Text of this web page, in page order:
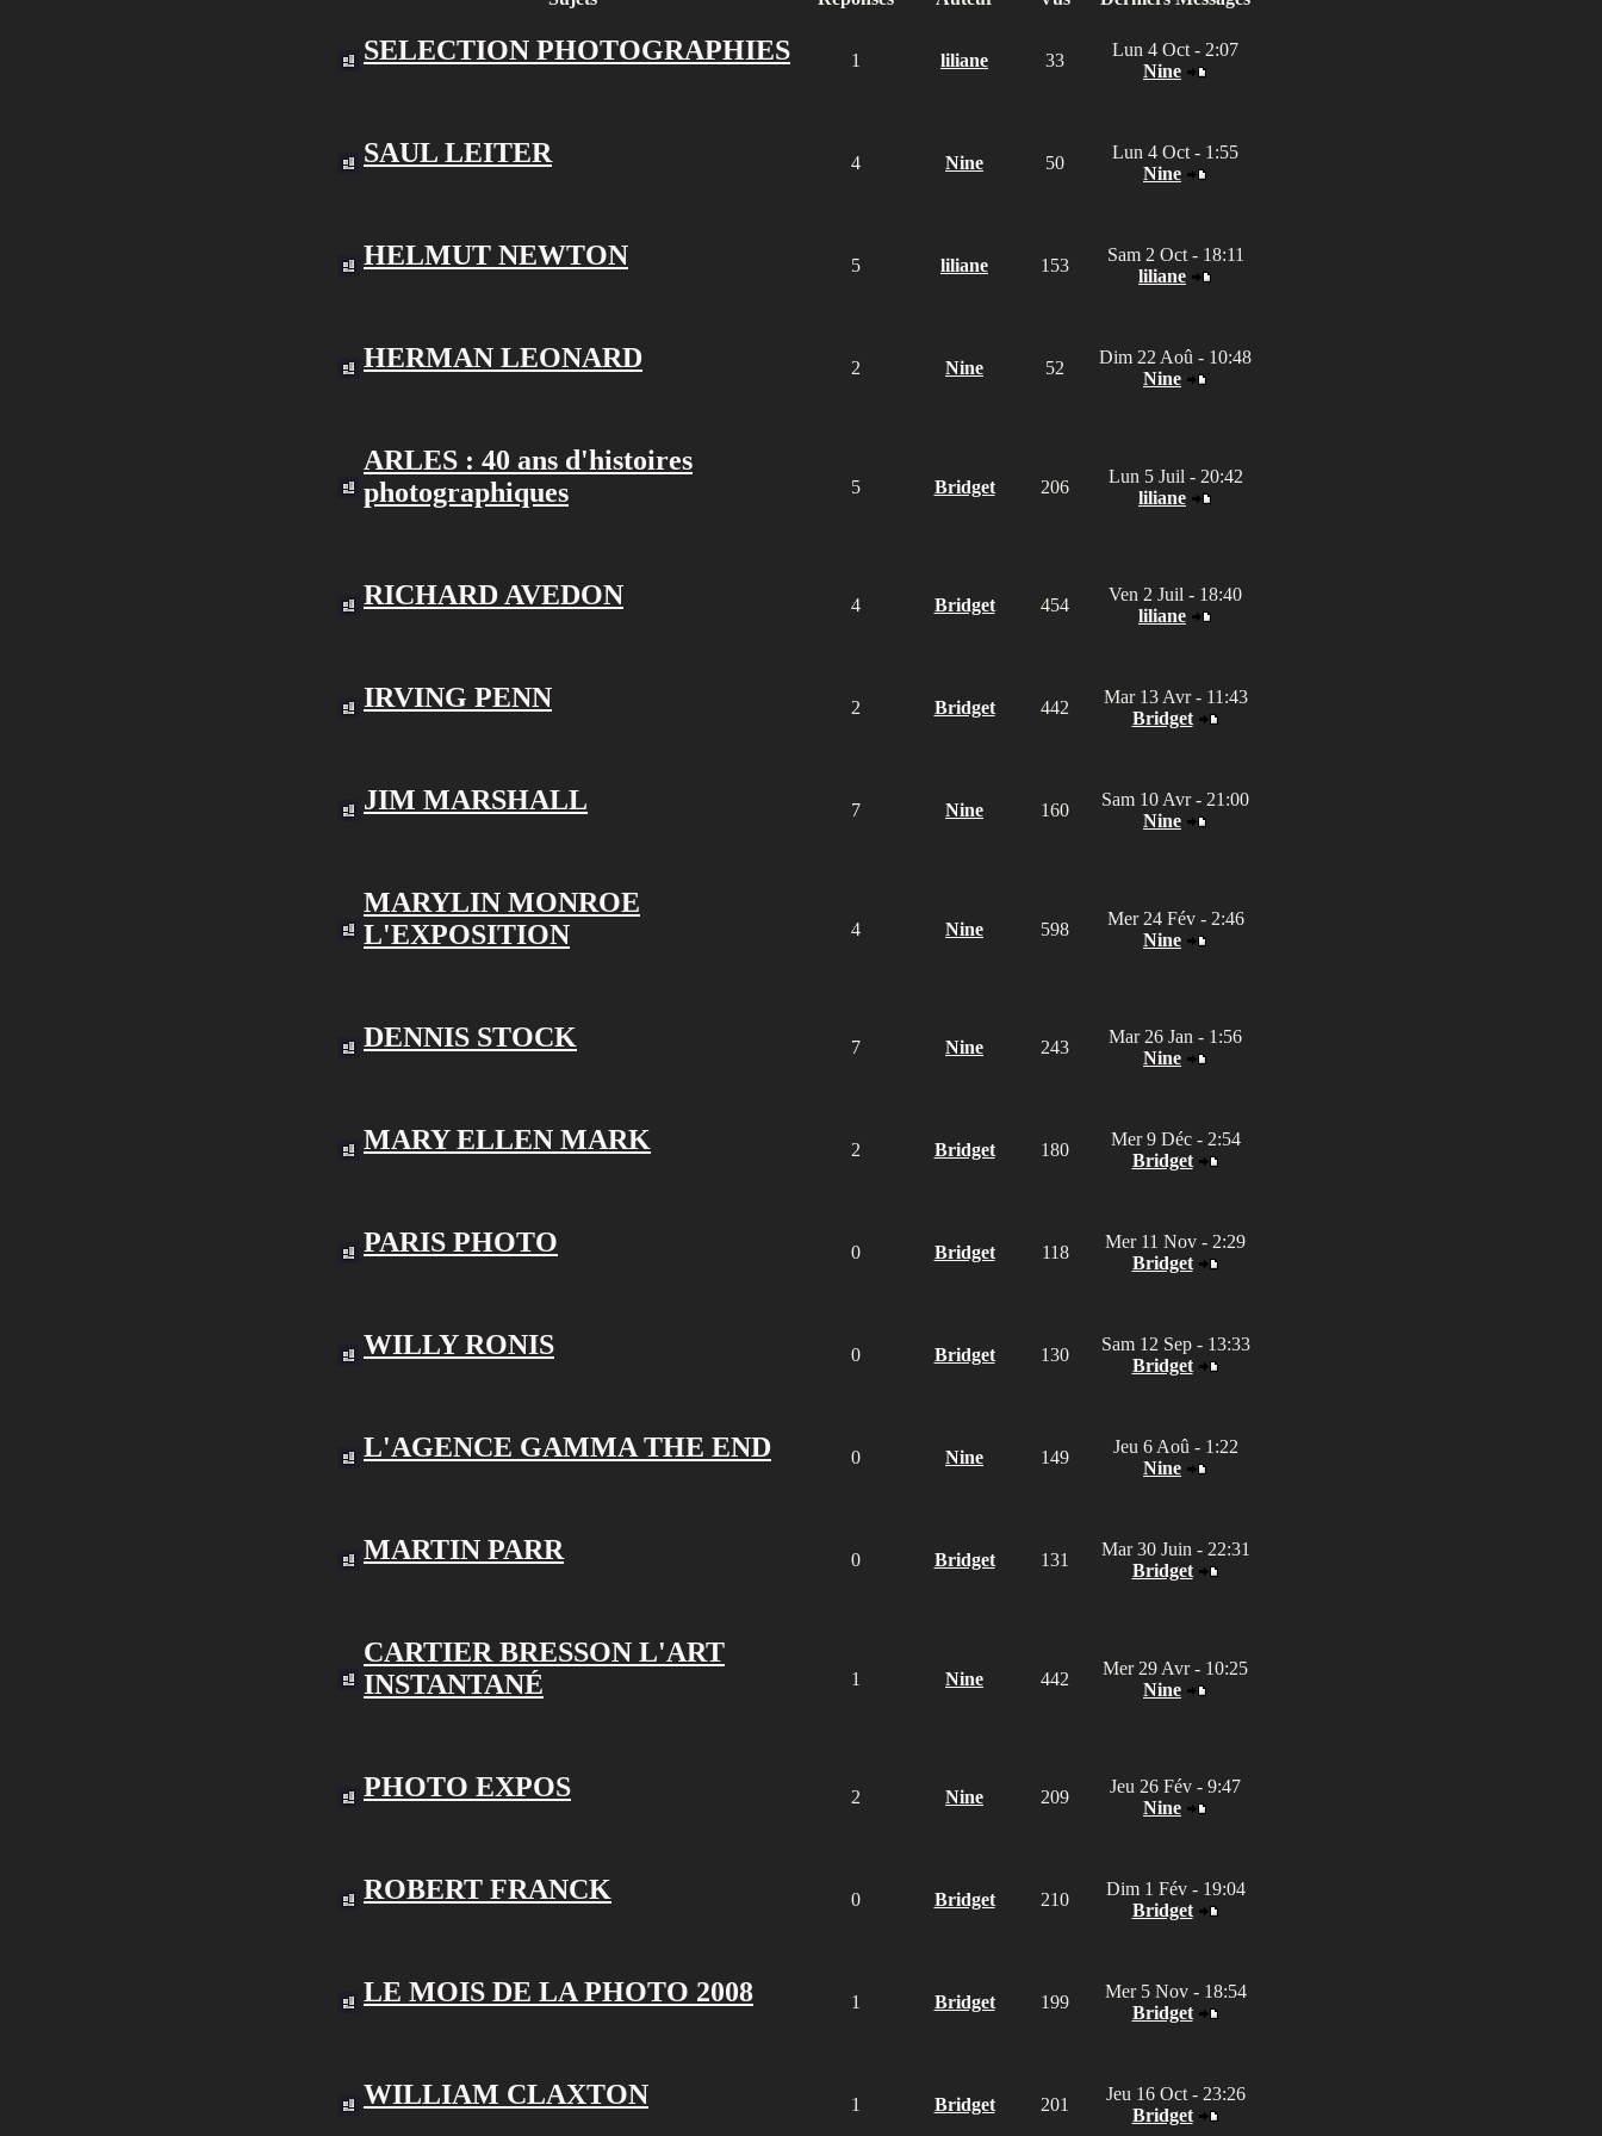
SELECTION PHOTOGRAPHIES 1 liliane 33
Lun 4 Oct - 2:07
Nine
SAUL LEITER 4 Nine 50
Lun 4 Oct - 1:55
Nine
HELMUT NEWTON 5 liliane 153
Sam 2 Oct - 18:11
liliane
HERMAN LEONARD 2 Nine 52
Dim 22 Aoû - 10:48
Nine
ARLES : 40 ans d'histoires
photographiques
5 Bridget 206
Lun 5 Juil - 20:42
liliane
RICHARD AVEDON 4 Bridget 454
Ven 2 Juil - 18:40
liliane
IRVING PENN 2 Bridget 442
Mar 13 Avr - 11:43
Bridget
JIM MARSHALL 7 Nine 160
Sam 10 Avr - 21:00
Nine
MARYLIN MONROE
L'EXPOSITION
4 Nine 598
Mer 24 Fév - 2:46
Nine
DENNIS STOCK 7 Nine 243
Mar 26 Jan - 1:56
Nine
MARY ELLEN MARK 2 Bridget 180
Mer 9 Déc - 2:54
Bridget
PARIS PHOTO 0 Bridget 118
Mer 11 Nov - 2:29
Bridget
WILLY RONIS 0 Bridget 130
Sam 12 Sep - 13:33
Bridget
L'AGENCE GAMMA THE END 0 Nine 149
Jeu 6 Aoû - 1:22
Nine
MARTIN PARR 0 Bridget 131
Mar 30 Juin - 22:31
Bridget
CARTIER BRESSON L'ART
INSTANTANÉ
1 Nine 442
Mer 29 Avr - 10:25
Nine
PHOTO EXPOS 2 Nine 209
Jeu 26 Fév - 9:47
Nine
ROBERT FRANCK 0 Bridget 210
Dim 1 Fév - 19:04
Bridget
LE MOIS DE LA PHOTO 2008 1 Bridget 199
Mer 5 Nov - 18:54
Bridget
WILLIAM CLAXTON 1 Bridget 201
Jeu 16 Oct - 23:26
Bridget